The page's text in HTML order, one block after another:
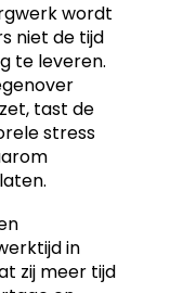
wordt
niet de tijd
te leveren.
tast de
stress
in
zij meer tijd